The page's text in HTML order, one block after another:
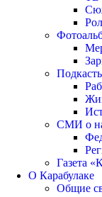
СМИ о
Газета
О Карабулаке
Общие